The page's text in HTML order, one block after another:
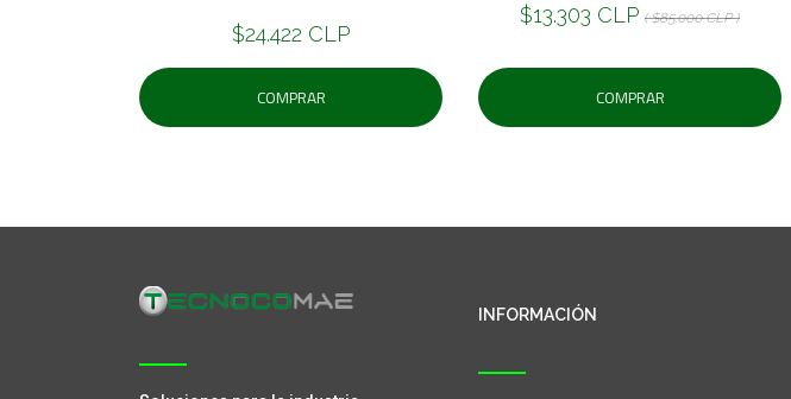
$24.422 CLP
COMPRAR
$13.303 CLP ( $85.000 CLP )
COMPRAR
INFORMACIÓN